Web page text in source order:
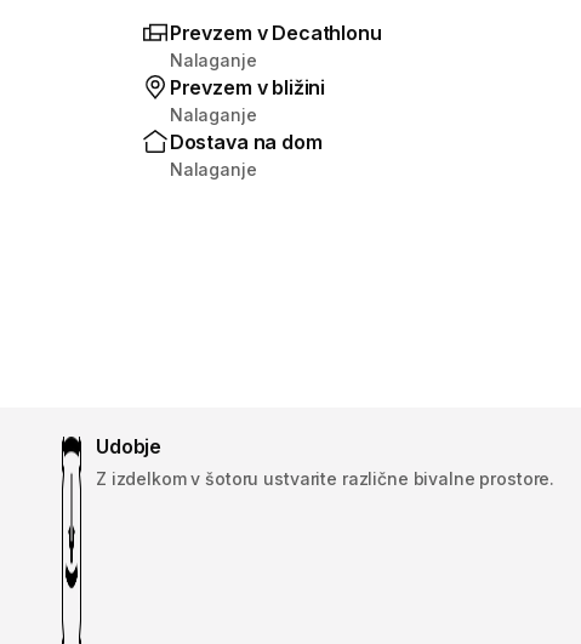
Prevzem v Decathlonu
Nalaganje
Prevzem v bližini
Nalaganje
Dostava na dom
Nalaganje
Udobje
Z izdelkom v šotoru ustvarite različne bivalne prostore.